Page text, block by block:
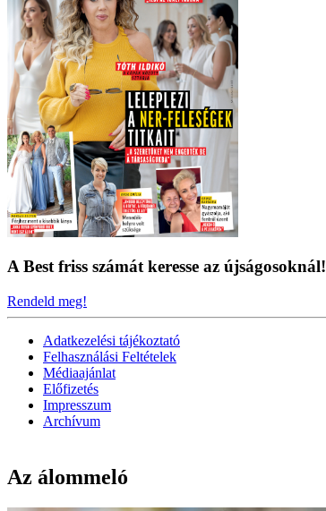
A Best friss számát keresse az újságosoknál!
Rendeld meg!
Adatkezelési tájékoztató
Felhasználási Feltételek
Médiaajánlat
Előfizetés
Impresszum
Archívum
Az álommeló